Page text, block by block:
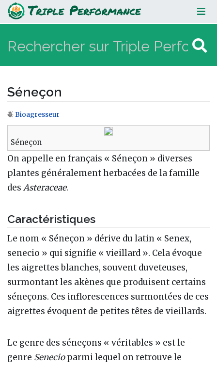
Séneçon
Séneçon
Aller à :navigation
Bioagresseur
Séneçon
On appelle en français « Séneçon » diverses
plantes généralement herbacées de la famille
des Asteraceae.
Caractéristiques
Le nom « Séneçon » dérive du latin « Senex,
senecio » qui signifie « vieillard ». Cela évoque
les aigrettes blanches, souvent duveteuses,
surmontant les akènes que produisent certains
séneçons. Ces inflorescences surmontées de ces
aigrettes évoquent de petites têtes de vieillards.
Le genre des séneçons « véritables » est le
genre Senecioparmi lequel on retrouve le